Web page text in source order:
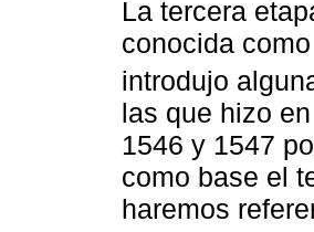
La tercera
conocida como
introdujo
las que hizo
1546 y 1547
como base el
haremos